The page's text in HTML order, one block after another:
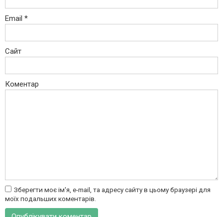
Email *
Сайт
Коментар
Зберегти моє ім'я, e-mail, та адресу сайту в цьому браузері для
моїх подальших коментарів.